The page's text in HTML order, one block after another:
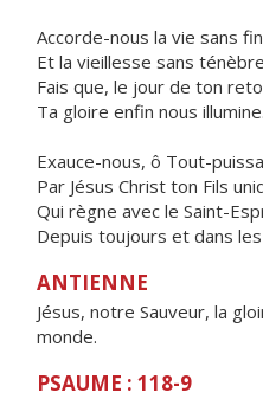
Accorde-nous la vie sans fin
Et la vieillesse sans
Fais que, le jour de ton
Ta gloire enfin nous illumine.
Exauce-nous, ô Tout-
Par Jésus Christ ton Fils
Qui règne avec le Saint-
Depuis toujours et dans
ANTIENNE
Jésus, notre Sauveur, la
monde.
PSAUME : 118-9